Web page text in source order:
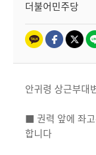
더불어민주당
안귀령 상근부대
■ 권력 앞에 좌
합니다